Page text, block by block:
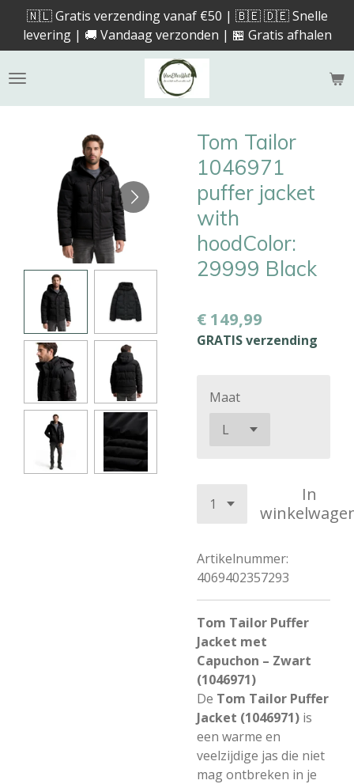
direct
naar
de
🇳🇱 Gratis verzending vanaf €50 | 🇧🇪 🇩🇪 Snelle
levering | 🚚 Vandaag verzonden | 🏪 Gratis afhalen
Tom Tailor
1046971
puffer jacket
with
hoodColor:
29999 Black
€ 149,99
GRATIS verzending
Maat
In
Artikelnummer:
4069402357293
Tom Tailor Puffer
Jacket met
Capuchon – Zwart
(1046971)
De Tom Tailor Puffer
Jacket (1046971) is
een warme en
veelzijdige jas die niet
mag ontbreken in je